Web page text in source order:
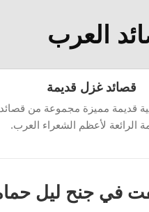
العرب
قصائد غزل قديمة
قديمة مميزة مجموعة من
الرائعة لأعظم الشعراء العرب.
في جنح ليل